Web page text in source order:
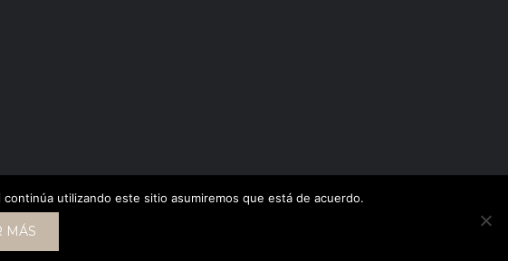
utilizando este sitio asumiremos que está de acuerdo.
MÁS